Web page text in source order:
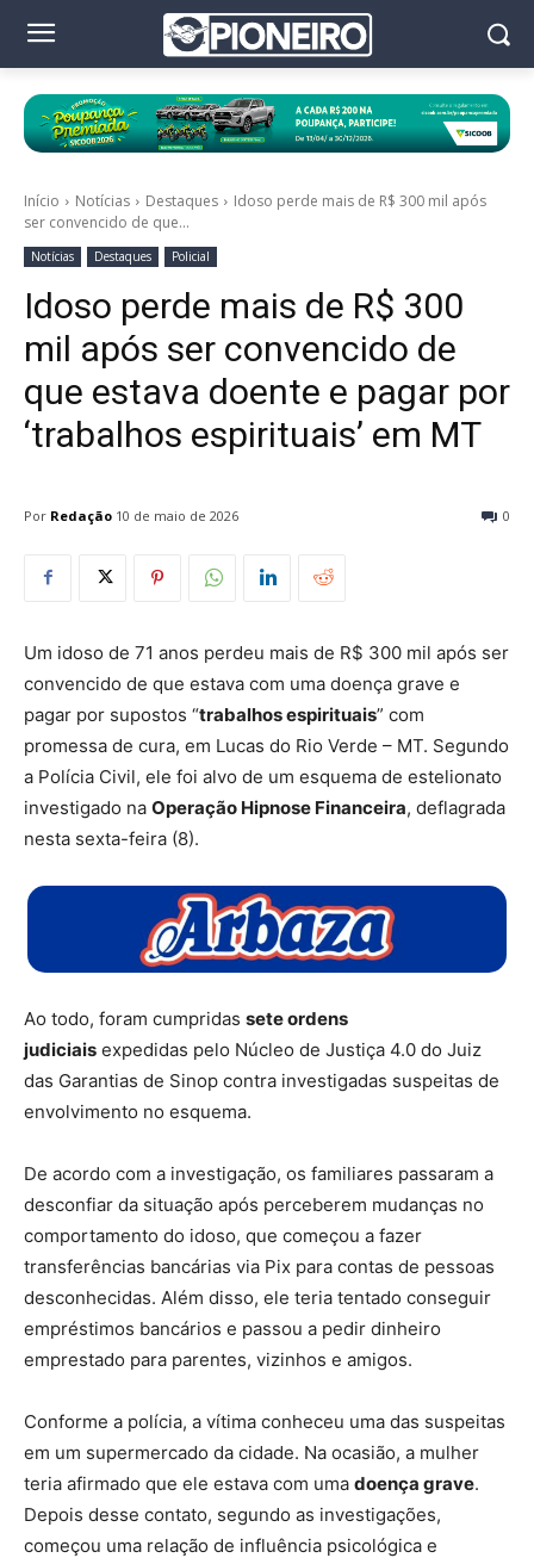
Início Notícias Destaques
Idoso perde mais de R$ 300 mil após
ser convencido de que...
Notícias Destaques Policial
Idoso perde mais de R$ 300
mil após ser convencido de
que estava doente e pagar por
‘trabalhos espirituais’ em MT
Por Redação 0
10 de maio de 2026
Um idoso de 71 anos perdeu mais de R$ 300 mil após ser
convencido de que estava com uma doença grave e
pagar por supostos “trabalhos espirituais” com
promessa de cura, em Lucas do Rio Verde – MT. Segundo
a Polícia Civil, ele foi alvo de um esquema de estelionato
investigado na Operação Hipnose Financeira, deflagrada
nesta sexta-feira (8).
Ao todo, foram cumpridas sete ordens
judiciais expedidas pelo Núcleo de Justiça 4.0 do Juiz
das Garantias de Sinop contra investigadas suspeitas de
envolvimento no esquema.
De acordo com a investigação, os familiares passaram a
desconfiar da situação após perceberem mudanças no
comportamento do idoso, que começou a fazer
transferências bancárias via Pix para contas de pessoas
desconhecidas. Além disso, ele teria tentado conseguir
empréstimos bancários e passou a pedir dinheiro
emprestado para parentes, vizinhos e amigos.
Conforme a polícia, a vítima conheceu uma das suspeitas
em um supermercado da cidade. Na ocasião, a mulher
teria afirmado que ele estava com uma doença grave.
Depois desse contato, segundo as investigações,
começou uma relação de influência psicológica e